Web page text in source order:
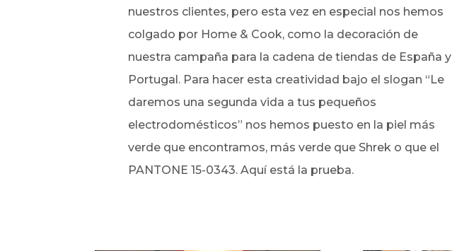
nuestros clientes, pero esta vez en especial nos hemos
colgado por Home & Cook, como la decoración de
nuestra campaña para la cadena de tiendas de España y
Portugal. Para hacer esta creatividad bajo el slogan “Le
daremos una segunda vida a tus pequeños
electrodomésticos” nos hemos puesto en la piel más
verde que encontramos, más verde que Shrek o que el
PANTONE 15-0343. Aquí está la prueba.